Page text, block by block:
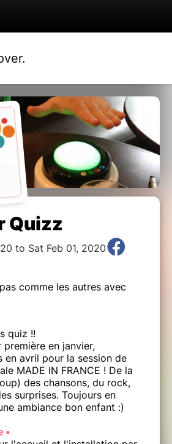
Quizz
to Sat Feb 01, 2020
comme les autres avec
quiz !!
première en janvier,
en avril pour la session de
MADE IN FRANCE ! De la
des chansons, du rock,
surprises. Toujours en
ambiance bon enfant :)
•